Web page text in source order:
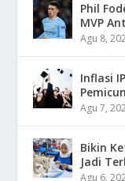
Phil
MVP
Agu 8,
Inflasi
Agu 7,
Bikin
Jadi
Agu 6,